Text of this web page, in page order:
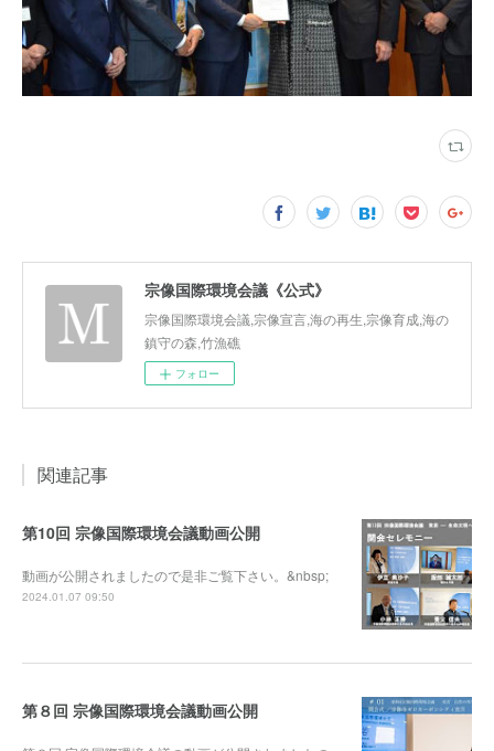
宗像国際環境会議《公式》
宗像国際環境会議,宗像宣言,海の再生,宗像育成,海の
鎮守の森,竹漁礁
フォロー
関連記事
第10回 宗像国際環境会議動画公開
動画が公開されましたので是非ご覧下さい。&nbsp;
2024.01.07 09:50
第８回 宗像国際環境会議動画公開